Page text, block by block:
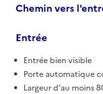
Chemin vers
Entrée
Entrée bien visible
Porte automatique
Largeur d'au moins